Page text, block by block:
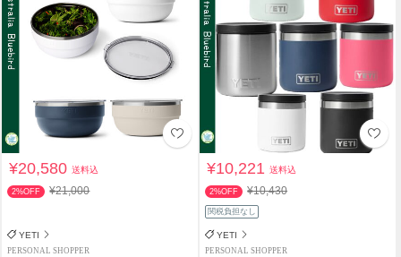
¥20,580送料込
2%OFF ¥21,000
YETI
PERSONAL SHOPPER
¥10,221送料込
2%OFF ¥10,430
関税負担なし
YETI
PERSONAL SHOPPER